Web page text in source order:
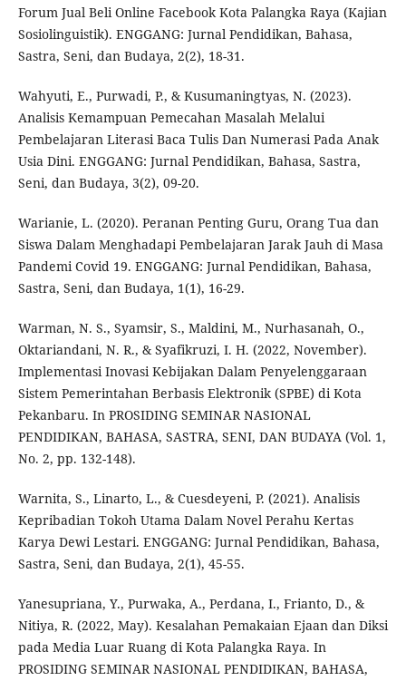
Forum Jual Beli Online Facebook Kota Palangka Raya (Kajian
Sosiolinguistik). ENGGANG: Jurnal Pendidikan, Bahasa,
Sastra, Seni, dan Budaya, 2(2), 18-31.
Wahyuti, E., Purwadi, P., & Kusumaningtyas, N. (2023).
Analisis Kemampuan Pemecahan Masalah Melalui
Pembelajaran Literasi Baca Tulis Dan Numerasi Pada Anak
Usia Dini. ENGGANG: Jurnal Pendidikan, Bahasa, Sastra,
Seni, dan Budaya, 3(2), 09-20.
Warianie, L. (2020). Peranan Penting Guru, Orang Tua dan
Siswa Dalam Menghadapi Pembelajaran Jarak Jauh di Masa
Pandemi Covid 19. ENGGANG: Jurnal Pendidikan, Bahasa,
Sastra, Seni, dan Budaya, 1(1), 16-29.
Warman, N. S., Syamsir, S., Maldini, M., Nurhasanah, O.,
Oktariandani, N. R., & Syafikruzi, I. H. (2022, November).
Implementasi Inovasi Kebijakan Dalam Penyelenggaraan
Sistem Pemerintahan Berbasis Elektronik (SPBE) di Kota
Pekanbaru. In PROSIDING SEMINAR NASIONAL
PENDIDIKAN, BAHASA, SASTRA, SENI, DAN BUDAYA (Vol. 1,
No. 2, pp. 132-148).
Warnita, S., Linarto, L., & Cuesdeyeni, P. (2021). Analisis
Kepribadian Tokoh Utama Dalam Novel Perahu Kertas
Karya Dewi Lestari. ENGGANG: Jurnal Pendidikan, Bahasa,
Sastra, Seni, dan Budaya, 2(1), 45-55.
Yanesupriana, Y., Purwaka, A., Perdana, I., Frianto, D., &
Nitiya, R. (2022, May). Kesalahan Pemakaian Ejaan dan Diksi
pada Media Luar Ruang di Kota Palangka Raya. In
PROSIDING SEMINAR NASIONAL PENDIDIKAN, BAHASA,